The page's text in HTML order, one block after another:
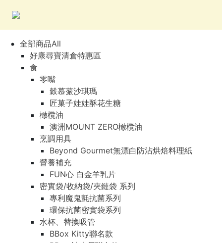
全部商品All
好康尋寶清倉特惠區
食
零嘴
穀慕蒎沙琪瑪
匠菓子娃娃酥花生糖
橄欖油
澳洲MOUNT ZERO橄欖油
烹調用具
Beyond Gourmet無漂白防沾烘焙料理紙
營養補充
FUN心 白金羊乳片
密實袋/收納袋/夾鏈袋 系列
專利魔鬼氈抗菌系列
環保抗菌密實袋系列
水杯、替換吸管
BBox Kitty聯名款